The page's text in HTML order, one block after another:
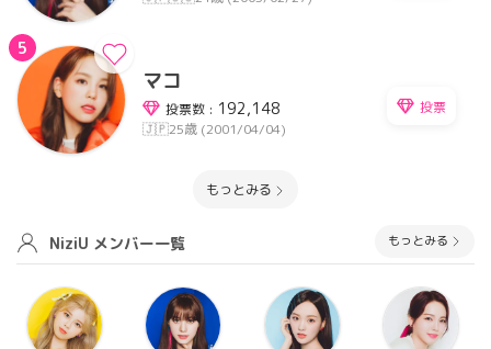
5
マコ
投票数 : 192,148
🇯🇵25歳 (2001/04/04)
投票
もっとみる
NiziU メンバー一覧 もっとみる